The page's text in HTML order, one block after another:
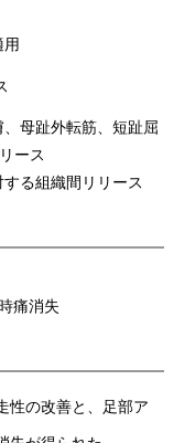
母趾外転筋、短趾屈
ース
る組織間リリース
痛消失
性の改善と、足部ア